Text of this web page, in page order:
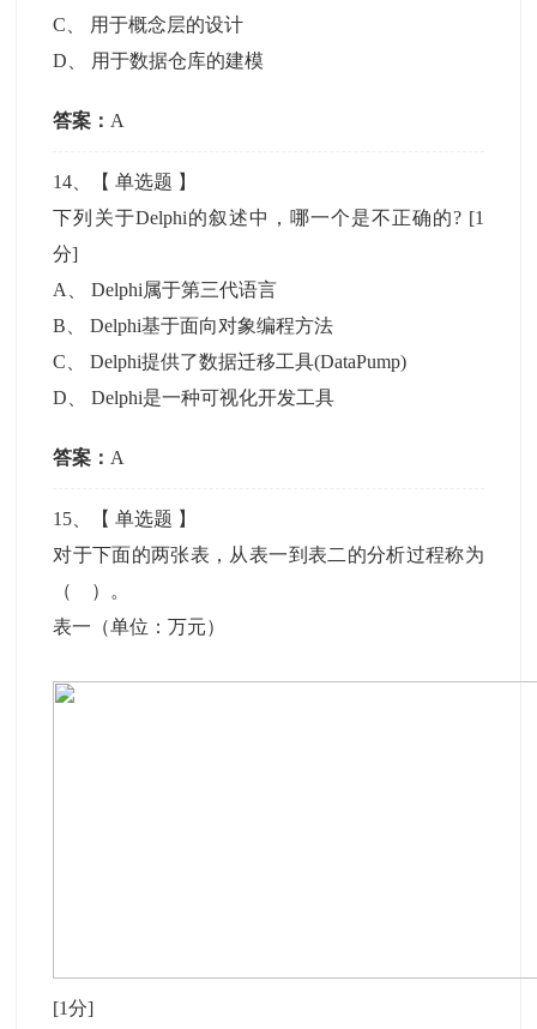
C
用于概念层的设计
D
用于数据仓库的建模
答案： A
14 、【单选题 】
下列关于Delphi的叙述中，哪一个是不正确的? [1
分]
A
、Delphi属于第三代语言
B 、Delphi基于面向对象编程方法
C 、Delphi提供了数据迁移工具(DataPump)
D 、Delphi是一种可视化开发工具
答案： A
15 、【单选题 】
对于下面的两张表，从表一到表二的分析过程称为
（ ）。
表一（单位：万元）
[1分]